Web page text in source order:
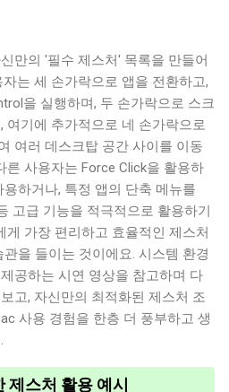
만의 '필수 제스처' 목록을 만들어
는 세 손가락으로 앱을 전환하고,
을 실행하며, 두 손가락으로 스크
여기에 추가적으로 네 손가락으로
여러 데스크탑 공간 사이를 이동
른 사용자는 Force Click을 활용하
하거나, 특정 앱의 단축 메뉴를
고급 기능을 적극적으로 활용하기
게 가장 편리하고 효율적인 제스처
을 들이는 것이에요. 시스템 환경
공하는 시연 영상을 참고하며 다
고, 자신만의 최적화된 제스처 조
사용 경험을 한층 더 풍부하고 생
제스처 활용 예시